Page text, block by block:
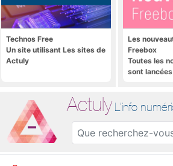
Technos Free
Un site utilisant Les sites de
Actuly
Les
Freebox
Toutes les
sont
Actuly L'info